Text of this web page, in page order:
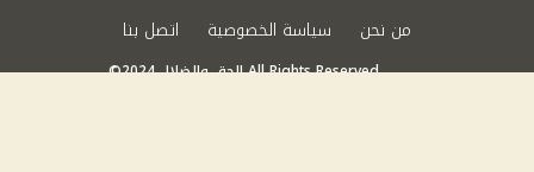
من نحن
سياسة الخصوصية اتصل بنا
©2024 الحق والضلال All Rights Reserved.